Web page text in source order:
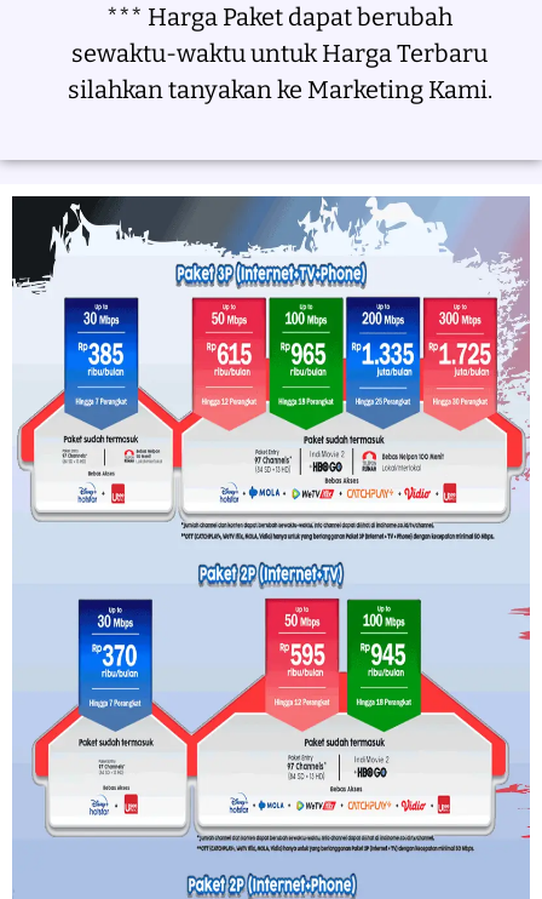
*** Harga Paket dapat berubah
sewaktu-waktu untuk Harga Terbaru
silahkan tanyakan ke Marketing Kami.